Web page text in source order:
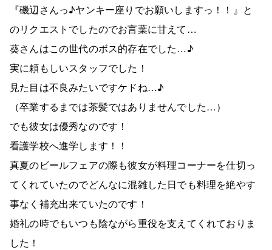
『磯辺さんっ♪ヤンキー座りでお願いしますっ！！』と
のリクエストでしたのでお言葉に甘えて…
葵さんはこの世代のボス的存在でした…♪
実に頼もしいスタッフでした！
見た目は不良みたいですケドね…♪
（卒業するまでは茶髪ではありませんでした…）
でも彼女は優秀なのです！
看護学校へ進学します！！
真夏のビールフェアの際も彼女が料理コーナーを仕切っ
てくれていたのでどんなに混雑した日でも料理を絶やす
事なく補充出来ていたのです！
婚礼の時でもいつも陰ながら重役を支えてくれておりま
した！